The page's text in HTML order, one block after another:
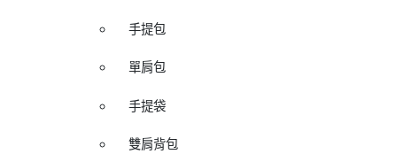
手提包
單肩包
手提袋
雙肩背包